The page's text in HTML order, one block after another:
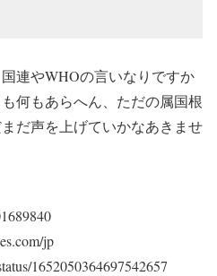
連やWHOの言いなりですか
何もあらへん、ただの属国根
だ声を上げていかなあきませ
jp
1652050364697542657